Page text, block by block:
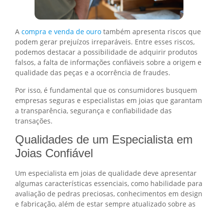
Acompra e venda de ouro também apresenta riscos que
podem gerar prejuízos irreparáveis. Entre esses riscos,
podemos destacar a possibilidade de adquirir produtos
falsos, a falta de informações confiáveis sobre a origem e
qualidade das peças e a ocorrência de fraudes.
Por isso, é fundamental que os consumidores busquem
empresas seguras e especialistas em joias que garantam
a transparência, segurança e confiabilidade das
transações.
Qualidades de um Especialista em
Joias Confiável
Um especialista em joias de qualidade deve apresentar
algumas características essenciais, como habilidade para
avaliação de pedras preciosas, conhecimentos em design
e fabricação, além de estar sempre atualizado sobre as